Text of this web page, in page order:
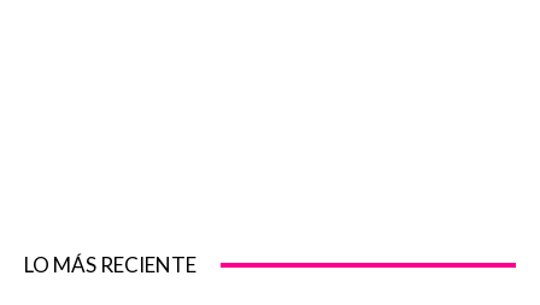
LO MÁS RECIENTE